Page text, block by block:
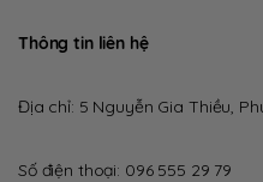
Thông tin liên hệ
Địa chỉ: 5 Nguyễn Gia Thiều,
Số điện thoại: 096 555 29 79